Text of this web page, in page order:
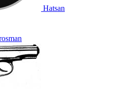
Hatsan